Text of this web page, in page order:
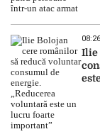
08:26
Ilie